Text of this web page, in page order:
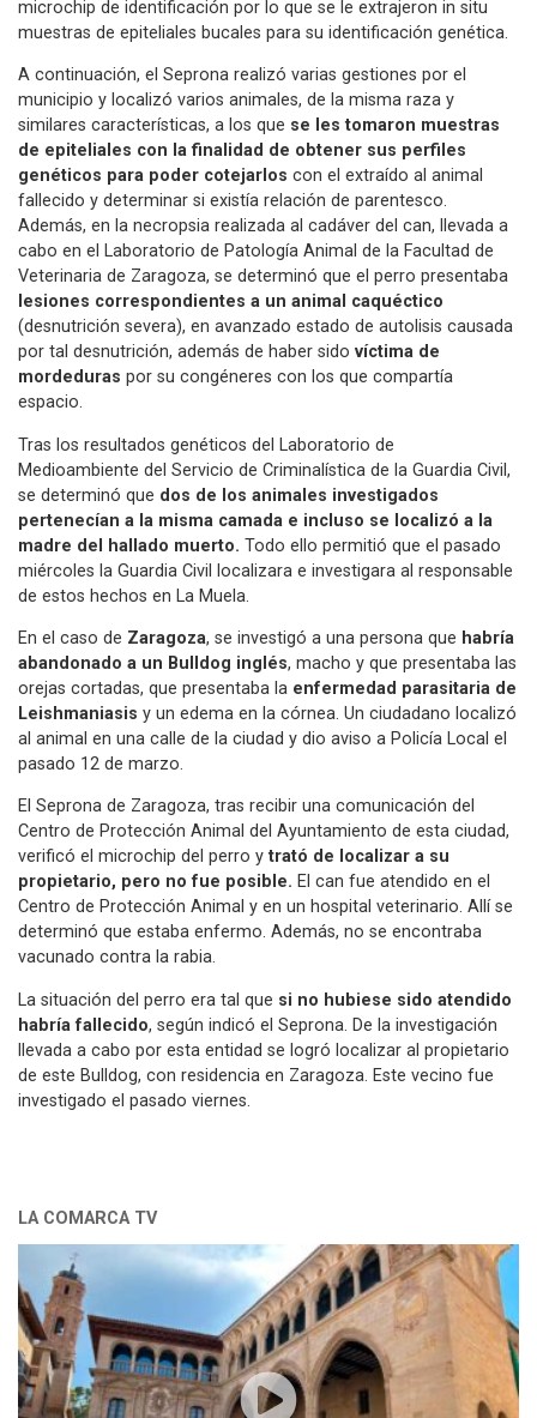
microchip de identificación por lo que se le extrajeron in situ
muestras de epiteliales bucales para su identificación genética.
A continuación, el Seprona realizó varias gestiones por el
municipio y localizó varios animales, de la misma raza y
similares características, a los que se les tomaron muestras
de epiteliales con la finalidad de obtener sus perfiles
genéticos para poder cotejarlos con el extraído al animal
fallecido y determinar si existía relación de parentesco.
Además, en la necropsia realizada al cadáver del can, llevada a
cabo en el Laboratorio de Patología Animal de la Facultad de
Veterinaria de Zaragoza, se determinó que el perro presentaba
lesiones correspondientes a un animal caquéctico
(desnutrición severa), en avanzado estado de autolisis causada
por tal desnutrición, además de haber sido víctima de
mordeduras por su congéneres con los que compartía
espacio.
Tras los resultados genéticos del Laboratorio de
Medioambiente del Servicio de Criminalística de la Guardia Civil,
se determinó que dos de los animales investigados
pertenecían a la misma camada e incluso se localizó a la
madre del hallado muerto. Todo ello permitió que el pasado
miércoles la Guardia Civil localizara e investigara al responsable
de estos hechos en La Muela.
En el caso de Zaragoza, se investigó a una persona que habría
abandonado a un Bulldog inglés, macho y que presentaba las
orejas cortadas, que presentaba la enfermedad parasitaria de
Leishmaniasis y un edema en la córnea. Un ciudadano localizó
al animal en una calle de la ciudad y dio aviso a Policía Local el
pasado 12 de marzo.
El Seprona de Zaragoza, tras recibir una comunicación del
Centro de Protección Animal del Ayuntamiento de esta ciudad,
verificó el microchip del perro y trató de localizar a su
propietario, pero no fue posible. El can fue atendido en el
Centro de Protección Animal y en un hospital veterinario. Allí se
determinó que estaba enfermo. Además, no se encontraba
vacunado contra la rabia.
La situación del perro era tal que si no hubiese sido atendido
habría fallecido, según indicó el Seprona. De la investigación
llevada a cabo por esta entidad se logró localizar al propietario
de este Bulldog, con residencia en Zaragoza. Este vecino fue
investigado el pasado viernes.
LA COMARCA TV